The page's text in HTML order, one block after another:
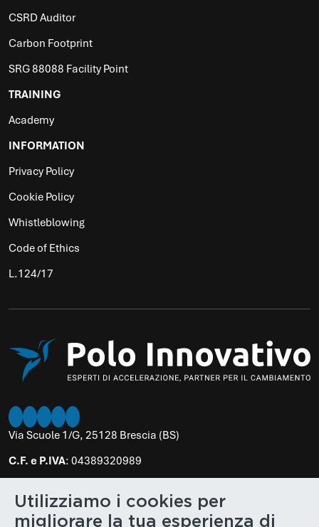
CSRD Auditor
Carbon Footprint
SRG 88088 Facility Point
TRAINING
Academy
INFORMATION
Privacy Policy
Cookie Policy
Whistleblowing
Code of Ethics
L.124/17
Instagram
LinkedIn
Facebook
TwitterYoutube
Via Scuole 1/G, 25128 Brescia (BS)
C.F. e P.IVA: 04389320989
N. REA : BS 610848
Utilizziamo i cookies per
migliorare la tua esperienza di